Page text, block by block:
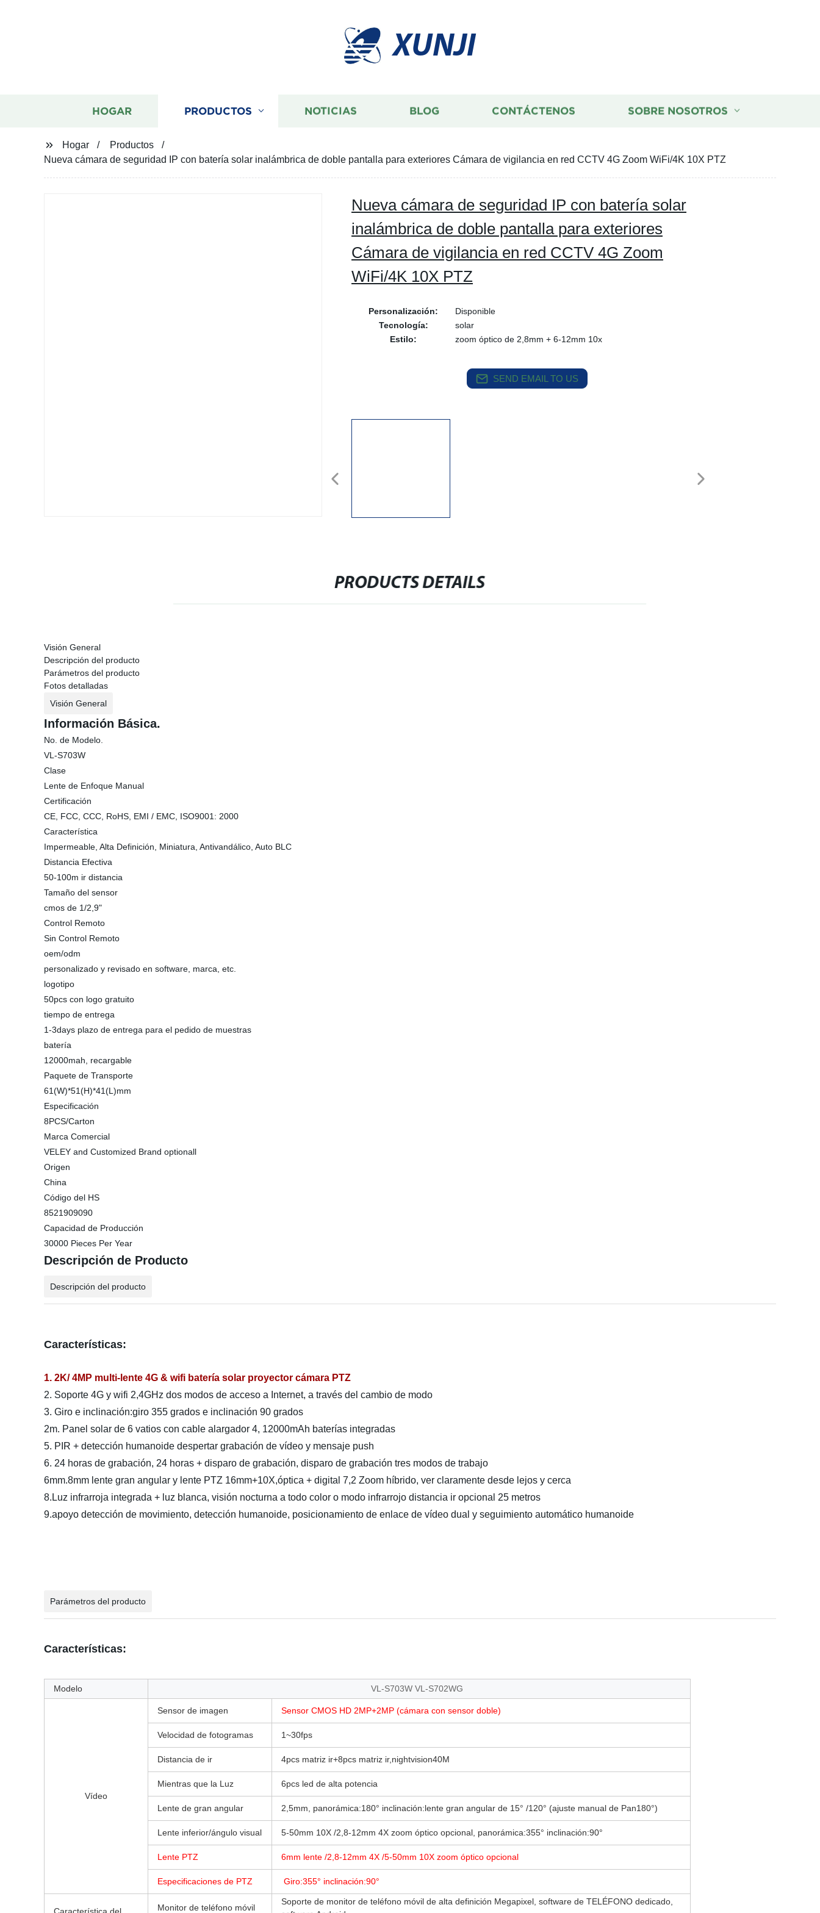
XUNJI
HOGAR PRODUCTOS NOTICIAS BLOG CONTÁCTENOS SOBRE NOSOTROS
Hogar
Productos
Nueva cámara de seguridad IP con batería solar inalámbrica de doble pantalla para exteriores Cámara de vigilancia en red CCTV 4G Zoom WiFi/4K 10X PTZ
Nueva cámara de seguridad IP con batería solar
inalámbrica de doble pantalla para exteriores
Cámara de vigilancia en red CCTV 4G Zoom
WiFi/4K 10X PTZ
Personalización:
Disponible
Tecnología:
solar
Estilo:
zoom óptico de 2,8mm + 6-12mm 10x
SEND EMAIL TO US
PRODUCTS DETAILS
Visión General
Descripción del producto
Parámetros del producto
Fotos detalladas
Visión General
Información Básica.
No. de Modelo.
VL-S703W
Clase
Lente de Enfoque Manual
Certificación
CE, FCC, CCC, RoHS, EMI / EMC, ISO9001: 2000
Característica
Impermeable, Alta Definición, Miniatura, Antivandálico, Auto BLC
Distancia Efectiva
50-100m ir distancia
Tamaño del sensor
cmos de 1/2,9"
Control Remoto
Sin Control Remoto
oem/odm
personalizado y revisado en software, marca, etc.
logotipo
50pcs con logo gratuito
tiempo de entrega
1-3days plazo de entrega para el pedido de muestras
batería
12000mah, recargable
Paquete de Transporte
61(W)*51(H)*41(L)mm
Especificación
8PCS/Carton
Marca Comercial
VELEY and Customized Brand optionall
Origen
China
Código del HS
8521909090
Capacidad de Producción
30000 Pieces Per Year
Descripción de Producto
Descripción del producto
Características:
1. 2K/ 4MP multi-lente 4G & wifi batería solar proyector cámara PTZ
2. Soporte 4G y wifi 2,4GHz dos modos de acceso a Internet, a través del cambio de modo
3. Giro e inclinación:giro 355 grados e inclinación 90 grados
2m. Panel solar de 6 vatios con cable alargador 4, 12000mAh baterías integradas
5. PIR + detección humanoide despertar grabación de vídeo y mensaje push
6. 24 horas de grabación, 24 horas + disparo de grabación, disparo de grabación tres modos de trabajo
6mm.8mm lente gran angular y lente PTZ 16mm+10X,óptica + digital 7,2 Zoom híbrido, ver claramente desde lejos y cerca
8.Luz infrarroja integrada + luz blanca, visión nocturna a todo color o modo infrarrojo distancia ir opcional 25 metros
9.apoyo detección de movimiento, detección humanoide, posicionamiento de enlace de vídeo dual y seguimiento automático humanoide
Parámetros del producto
Características:
Modelo VL-S703W VL-S702WG
Vídeo
Sensor de imagen Sensor CMOS HD 2MP+2MP (cámara con sensor doble)
Velocidad de fotogramas 1~30fps
Distancia de ir 4pcs matriz ir+8pcs matriz ir,nightvision40M
Mientras que la Luz 6pcs led de alta potencia
Lente de gran angular 2,5mm, panorámica:180° inclinación:lente gran angular de 15° /120° (ajuste manual de Pan180°)
Lente inferior/ángulo visual 5-50mm 10X /2,8-12mm 4X zoom óptico opcional, panorámica:355° inclinación:90°
Lente PTZ 6mm lente /2,8-12mm 4X /5-50mm 10X zoom óptico opcional
Especificaciones de PTZ Giro:355° inclinación:90°
Monitor de teléfono móvil
Soporte de monitor de teléfono móvil de alta definición Megapixel, software de TELÉFONO dedicado,